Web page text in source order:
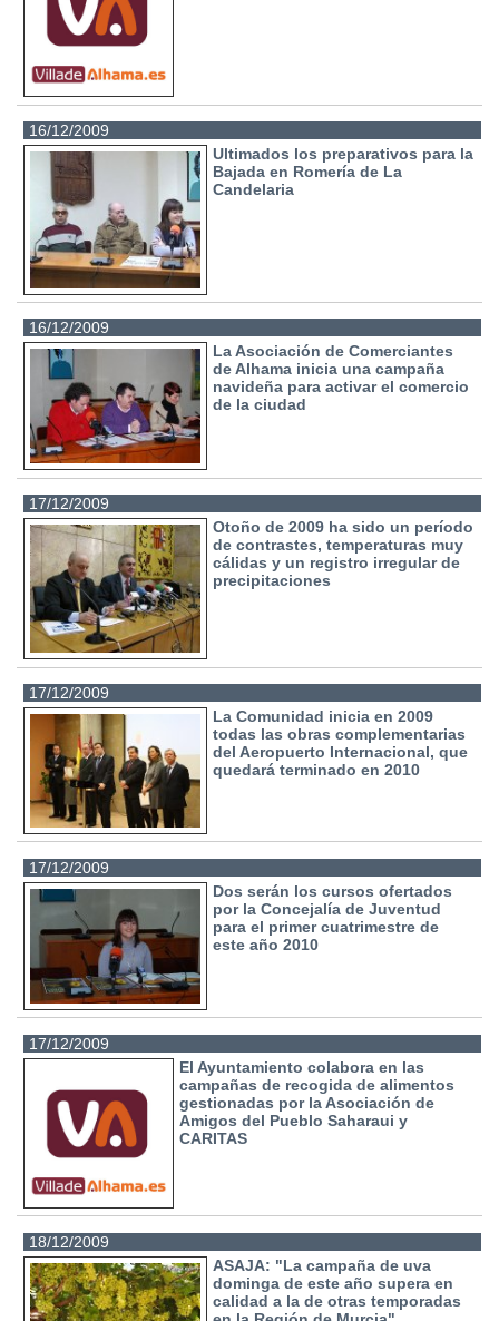
16/12/2009
Ultimados los preparativos para la
Bajada en Romería de La
Candelaria
16/12/2009
La Asociación de Comerciantes
de Alhama inicia una campaña
navideña para activar el comercio
de la ciudad
17/12/2009
Otoño de 2009 ha sido un período
de contrastes, temperaturas muy
cálidas y un registro irregular de
precipitaciones
17/12/2009
La Comunidad inicia en 2009
todas las obras complementarias
del Aeropuerto Internacional, que
quedará terminado en 2010
17/12/2009
Dos serán los cursos ofertados
por la Concejalía de Juventud
para el primer cuatrimestre de
este año 2010
17/12/2009
El Ayuntamiento colabora en las
campañas de recogida de alimentos
gestionadas por la Asociación de
Amigos del Pueblo Saharaui y
CARITAS
18/12/2009
ASAJA: "La campaña de uva
dominga de este año supera en
calidad a la de otras temporadas